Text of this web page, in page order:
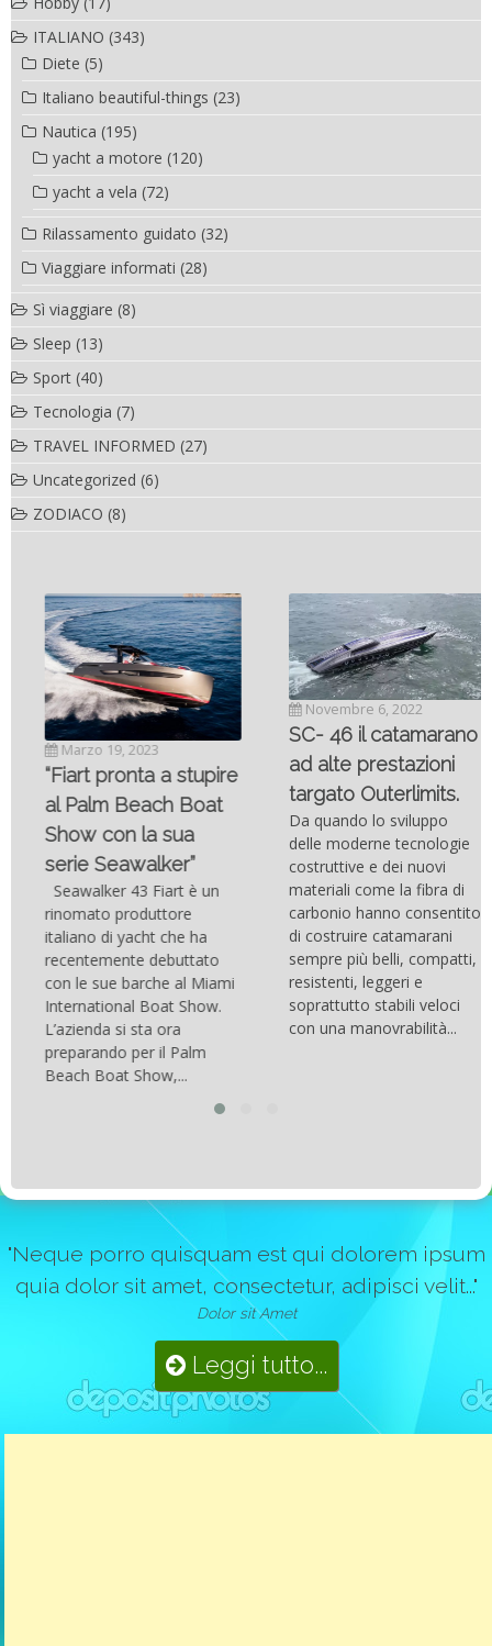
ITALIANO (343)
Diete (5)
Italiano beautiful-things (23)
Nautica (195)
yacht a motore (120)
yacht a vela (72)
Rilassamento guidato (32)
Viaggiare informati (28)
Sì viaggiare (8)
Sleep (13)
Sport (40)
Tecnologia (7)
TRAVEL INFORMED (27)
Uncategorized (6)
ZODIACO (8)
Marzo 19, 2023
“Fiart pronta a stupire
al Palm Beach Boat
Show con la sua
serie Seawalker”
Seawalker 43 Fiart è un
rinomato produttore
italiano di yacht che ha
recentemente debuttato
con le sue barche al Miami
International Boat Show.
L’azienda si sta ora
preparando per il Palm
Beach Boat Show,...
Novembre 6, 2022
SC- 46 il catamarano
ad alte prestazioni
targato Outerlimits.
Da quando lo sviluppo
delle moderne tecnologie
costruttive e dei nuovi
materiali come la fibra di
carbonio hanno consentito
di costruire catamarani
sempre più belli, compatti,
resistenti, leggeri e
soprattutto stabili veloci
con una manovrabilità...
"Neque porro quisquam est qui dolorem ipsum
quia dolor sit amet, consectetur, adipisci velit..."
Dolor sit Amet
Leggi tutto...